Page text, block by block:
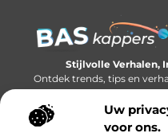
Uw
voor ons.
Stijlvolle Verhalen,
Ontdek trends, tips en
Bericht categorie